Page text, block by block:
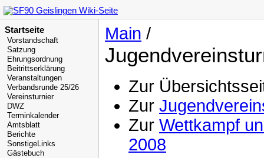
Startseite
Vorstandschaft
Satzung
Ehrungsordnung
Beitrittserklärung
Veranstaltungen
Verbandsrunde 25/26
Vereinsturnier
DWZ
Terminkalender
Amtsblatt
Berichte
SonstigeLinks
Gästebuch
Main /
Zur
Zur
Zur Wettkampf
2008